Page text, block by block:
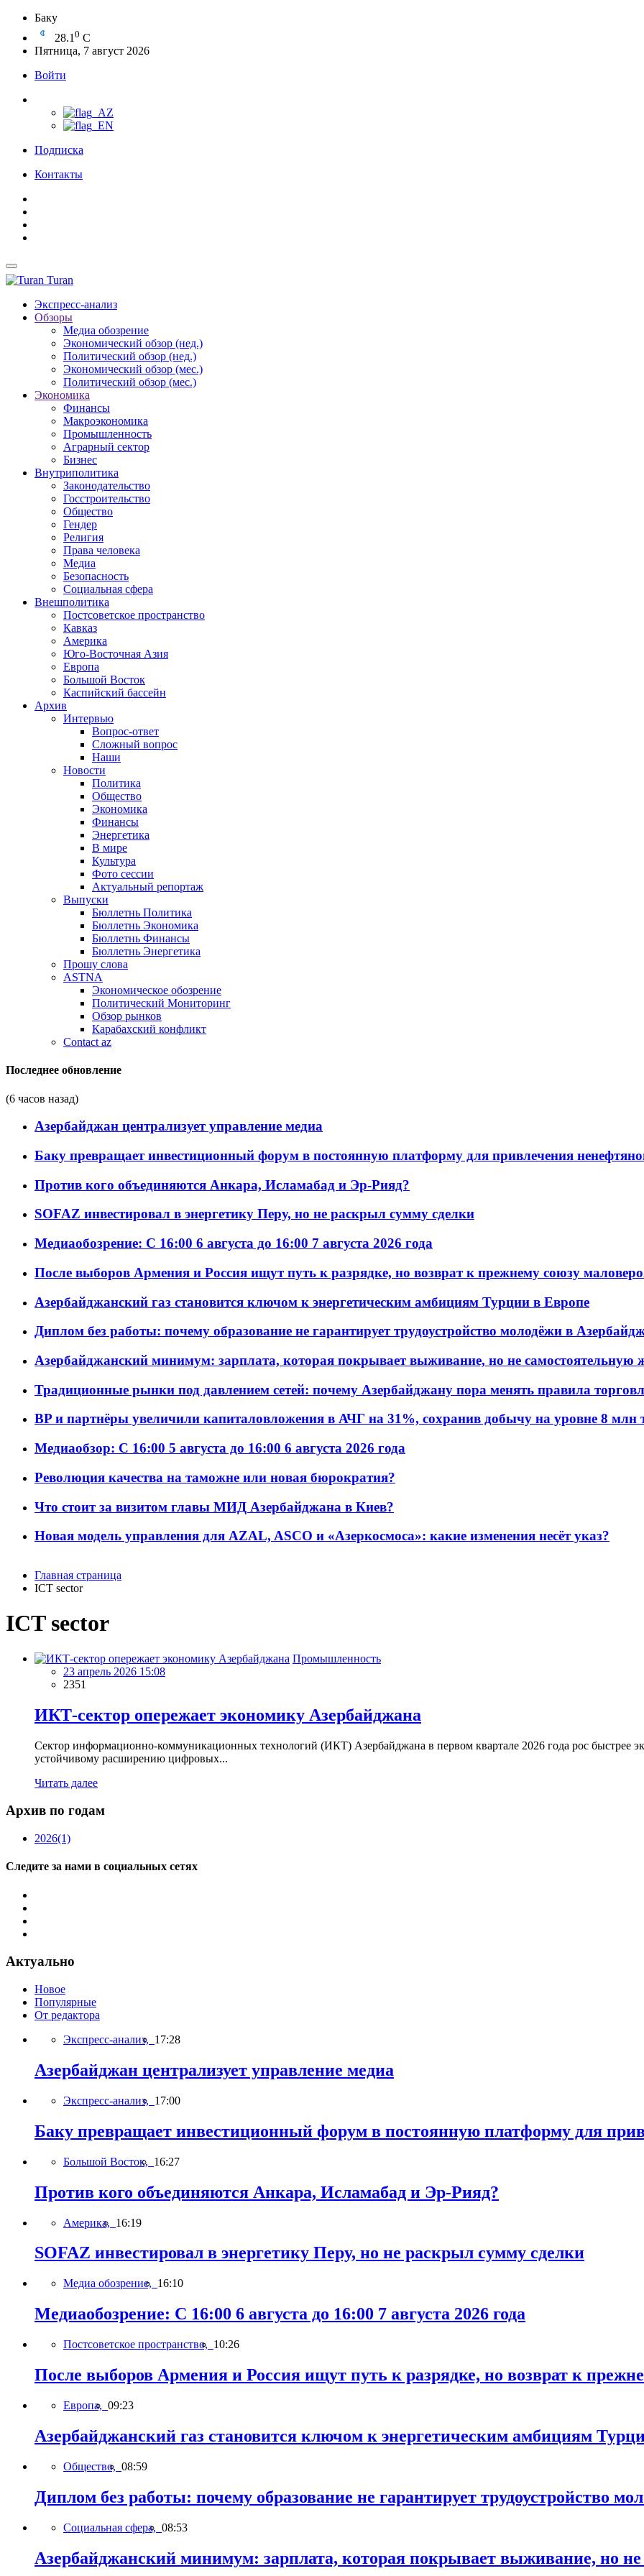
Баку
28.1 0 C
Пятница, 7 август 2026
Войти
Подписка
Контакты
Turan
Экспресс-анализ
Обзоры
Медиа обозрение
Экономический обзор (нед.)
Политический обзор (нед.)
Экономический обзор (мес.)
Политический обзор (мес.)
Экономика
Финансы
Макроэкономика
Промышленность
Аграрный сектор
Бизнес
Внутриполитика
Законодательство
Госстроительство
Общество
Гендер
Религия
Права человека
Медиа
Безопасность
Социальная сфера
Внешполитика
Постсоветское пространство
Кавказ
Америка
Юго-Восточная Азия
Европа
Большой Восток
Каспийский бассейн
Архив
Интервью
Вопрос-ответ
Сложный вопрос
Наши
Новости
Политика
Общество
Экономика
Финансы
Энергетика
В мире
Культура
Фото сессии
Актуальный репортаж
Выпуски
Бюллетнь Политика
Бюллетнь Экономика
Бюллетнь Финансы
Бюллетнь Энергетика
Прошу слова
ASTNA
Экономическое обозрение
Политический Мониторинг
Обзор рынков
Карабахский конфликт
Contact az
Последнее обновление
(6 часов назад)
Азербайджан централизует управление медиа
Баку превращает инвестиционный форум в постоянную платформу для привлечения
Против кого объединяются Анкара, Исламабад и Эр-Рияд?
SOFAZ инвестировал в энергетику Перу, но не раскрыл сумму сделки
Медиаобозрение: С 16:00 6 августа до 16:00 7 августа 2026 года
После выборов Армения и Россия ищут путь к разрядке, но возврат к прежнему союзу
Азербайджанский газ становится ключом к энергетическим амбициям Турции в Европе
Диплом без работы: почему образование не гарантирует трудоустройство молодёжи в
Азербайджанский минимум: зарплата, которая покрывает выживание, но не самостоятельную
Традиционные рынки под давлением сетей: почему Азербайджану пора менять правила
BP и партнёры увеличили капиталовложения в АЧГ на 31%, сохранив добычу на уровне 8 млн
Медиаобзор: С 16:00 5 августа до 16:00 6 августа 2026 года
Революция качества на таможне или новая бюрократия?
Что стоит за визитом главы МИД Азербайджана в Киев?
Новая модель управления для AZAL, ASCO и «Азеркосмоса»: какие изменения несёт указ?
Главная страница
ICT sector
ICT sector
Промышленность
23 апрель 2026 15:08
2351
ИКТ-сектор опережает экономику Азербайджана
Сектор информационно-коммуникационных технологий (ИКТ) Азербайджана в первом квартале 2026 года рос быстрее
устойчивому расширению цифровых...
Читать далее
Архив по годам
2026(1)
Следите за нами в социальных сетях
Актуально
Новое
Популярные
От редактора
Экспресс-анализ, 17:28
Азербайджан централизует управление медиа
Экспресс-анализ, 17:00
Баку превращает инвестиционный форум в постоянную платформу для
Большой Восток, 16:27
Против кого объединяются Анкара, Исламабад и Эр-Рияд?
Америка, 16:19
SOFAZ инвестировал в энергетику Перу, но не раскрыл сумму сделки
Медиа обозрение, 16:10
Медиаобозрение: С 16:00 6 августа до 16:00 7 августа 2026 года
Постсоветское пространство, 10:26
После выборов Армения и Россия ищут путь к разрядке, но возврат к
Европа, 09:23
Азербайджанский газ становится ключом к энергетическим амбициям
Общество, 08:59
Диплом без работы: почему образование не гарантирует трудоустройство
Социальная сфера, 08:53
Азербайджанский минимум: зарплата, которая покрывает выживание, но